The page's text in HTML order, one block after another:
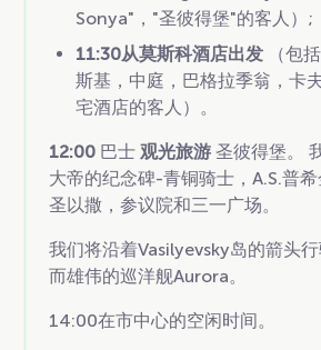
Sonya"，"圣彼得堡"的客人）;
11:30从莫斯科酒店出发 （包
斯基，中庭，巴格拉季翁，卡
宅酒店的客人）。
12:00 巴士 观光旅游 圣彼得堡。
大帝的纪念碑-青铜骑士，A.S.普希
圣以撒，参议院和三一广场。
我们将沿着Vasilyevsky岛的箭头
而雄伟的巡洋舰Aurora。
14:00在市中心的空闲时间。